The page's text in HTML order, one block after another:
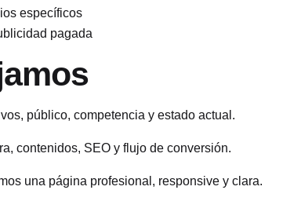
específicos
pagada
público, competencia y estado actual.
contenidos, SEO y flujo de conversión.
una página profesional, responsive y clara.